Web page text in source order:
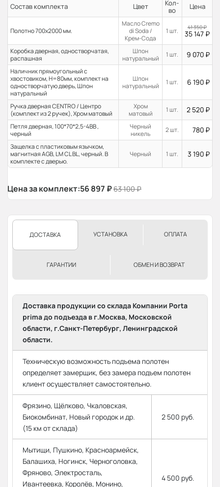
Состав комплекта Цвет
Кол-
во
Цена
Полотно 700x2000 мм.
Масло Cremo
di Soda /
Крем-Сода
1 шт. 41 350₽
35 147 ₽
Коробка дверная, одностворчатая,
распашная
Шпон
натуральный
1 шт. 9 070 ₽
Наличник прямоугольный с
хвостовиком, H=80мм, комплект на
одностворчатую дверь, Шпон
натуральный
Шпон
натуральный
1 шт. 6 190 ₽
Ручка дверная CENTRO / Центро
(комплект из 2 ручек), Хром матовый
Хром
матовый
1 шт. 2 520 ₽
Петля дверная, 100*70*2,5-4ВВ ,
черный
Черный
никель
2 шт. 780 ₽
Защелка с пластиковым язычком,
магнитная AGB, LM CL BL, черный. В
комплекте с дверью.
Черный 1 шт. 3 190 ₽
Цена за комплект:56 897 ₽63 100₽
ДОСТАВКА УСТАНОВКА ОПЛАТА
ГАРАНТИИ ОБМЕН И ВОЗВРАТ
Доставка продукции со склада Компании Porta
prima до подъезда в г.Москва, Московской
области, г.Санкт-Петербург, Ленинградской
области.
Техническую возможность подъема полотен
определяет замерщик, без замера подъем полотен
клиент осуществляет самостоятельно.
Фрязино, Щёлково, Чкаловская,
Биокомбинат, Новый городок и др.
(15 км от склада)
2 500 руб.
Мытищи, Пушкино, Красноармейск,
Балашиха, Ногинск, Черноголовка,
Фряново, Электросталь,
Ивантеевка, Королёв, Монино,
4 500 руб.